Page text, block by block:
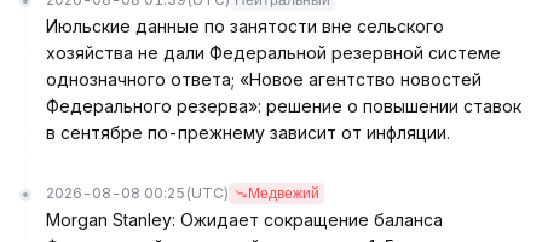
Июльские данные по занятости вне сельского
хозяйства не дали Федеральной резервной системе
однозначного ответа; «Новое агентство новостей
Федерального резерва»: решение о повышении ставок
в сентябре по-прежнему зависит от инфляции.
2026-08-08 00:25 (UTC) Медвежий
Morgan Stanley: Ожидает сокращение баланса